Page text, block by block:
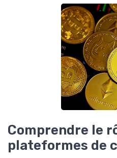
Comprendre le
plateformes de